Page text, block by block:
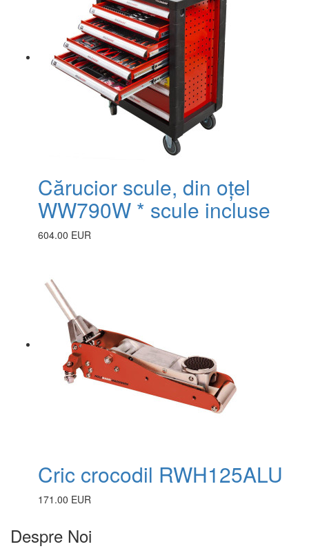
Cărucior scule, din oțel
WW790W * scule incluse
604.00 EUR
Cric crocodil RWH125ALU
171.00 EUR
Despre Noi